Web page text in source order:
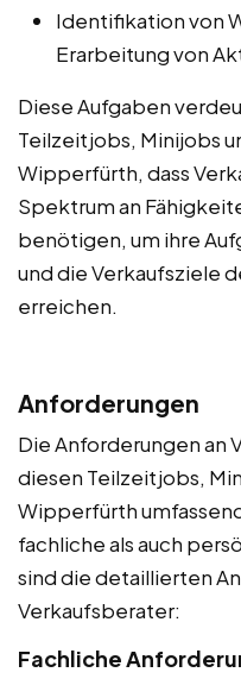
Identifikation von
Erarbeitung von
Diese Aufgaben
Teilzeitjobs, Minijobs
Wipperfürth, dass
Spektrum an
benötigen, um ihre
und die Verkaufsziele
erreichen.
Anforderungen
Die Anforderungen an
diesen Teilzeitjobs,
Wipperfürth
fachliche als auch
sind die detaillierten
Verkaufsberater:
Fachliche